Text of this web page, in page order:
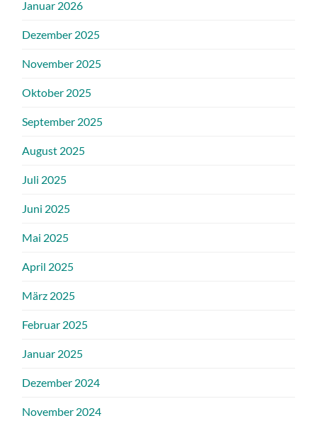
Januar 2026
Dezember 2025
November 2025
Oktober 2025
September 2025
August 2025
Juli 2025
Juni 2025
Mai 2025
April 2025
März 2025
Februar 2025
Januar 2025
Dezember 2024
November 2024